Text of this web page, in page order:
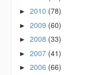
►2010 (78)
►2009 (60)
►2008 (33)
►2007 (41)
►2006 (66)